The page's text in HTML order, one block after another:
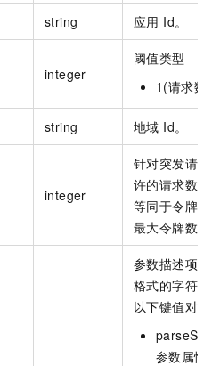
string 应用 Id。
integer
阈值类型
1(请求数)
string 地域 Id。
integer
针对突发请
许的请求数
等同于令牌
最大令牌数）
参数描述项
格式的字符
以下键值对
参数属性